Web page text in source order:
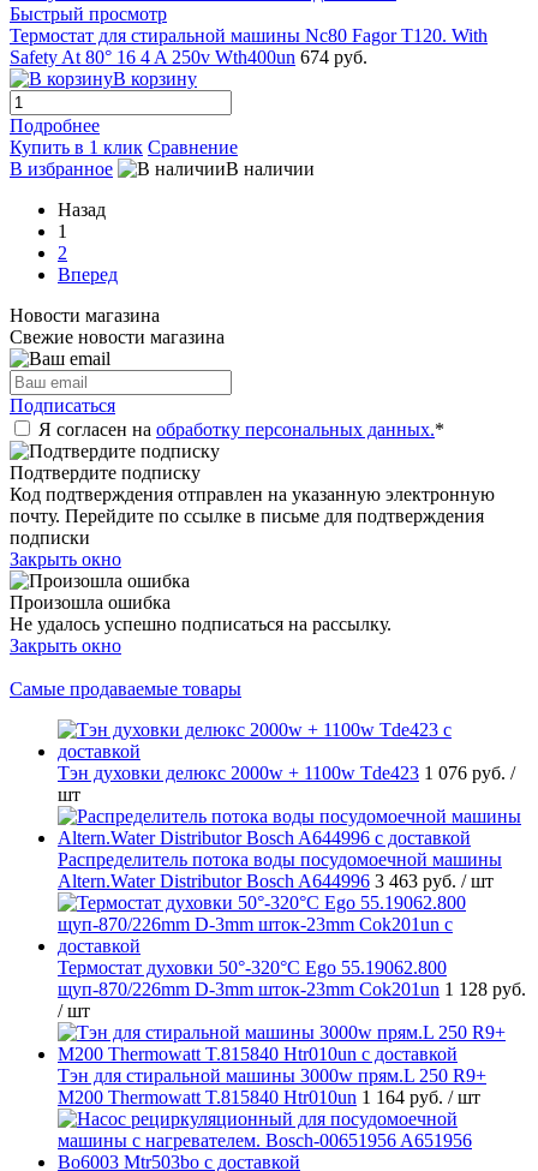
Быстрый просмотр
Термостат для стиральной машины Nc80 Fagor T120. With
Safety At 80° 16 4 A 250v Wth400un 674 руб.
В корзину
Подробнее
Купить в 1 клик Сравнение
В избранное
В наличии
Назад
1
2
Вперед
Новости магазина
Свежие новости магазина
Подписаться
Я согласен на обработку персональных данных.*
Подтвердите подписку
Код подтверждения отправлен на указанную электронную
почту. Перейдите по ссылке в письме для подтверждения
подписки
Закрыть окно
Произошла ошибка
Не удалось успешно подписаться на рассылку.
Закрыть окно
Самые продаваемые товары
Тэн духовки делюкс 2000w + 1100w Tde423 1 076 руб. /
шт
Распределитель потока воды посудомоечной машины
Altern.Water Distributor Bosch A644996 3 463 руб. / шт
Термостат духовки 50°-320°C Ego 55.19062.800
щуп-870/226mm D-3mm шток-23mm Cok201un 1 128 руб.
/ шт
Тэн для стиральной машины 3000w прям.L 250 R9+
M200 Thermowatt T.815840 Htr010un 1 164 руб. / шт